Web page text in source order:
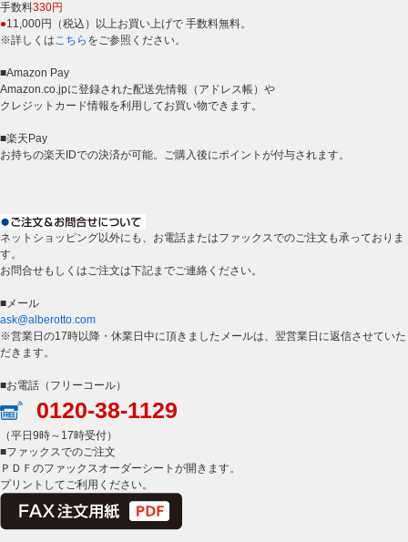
手数料330円
●11,000円（税込）以上お買い上げで 手数料無料。
※詳しくはこちら をご参照ください。
■Amazon Pay
Amazon.co.jpに登録された配送先情報（アドレス帳）や
クレジットカード情報を利用してお買い物できます。
■楽天Pay
お持ちの楽天IDでの決済が可能。ご購入後にポイントが付与されます。
ネットショッピング以外にも、お電話またはファックスでのご注文も承っておりま
す。
お問合せもしくはご注文は下記までご連絡ください。
■メール
ask@alberotto.com
※営業日の17時以降・休業日中に頂きましたメールは、翌営業日に返信させていた
だきます。
■お電話（フリーコール）
0120-38-1129
（平日9時～17時受付）
■ファックスでのご注文
ＰＤＦのファックスオーダーシートが開きます。
プリントしてご利用ください。